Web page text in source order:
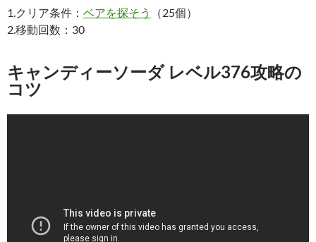
1.クリア条件： ベアを探そう
（25個）
2.移動回数：30
キャンディーソーダ レベル376攻略の
コツ